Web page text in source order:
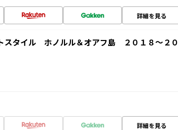
詳細を見る
タイル ホノルル＆オアフ島 ２０１８～２０
詳細を見る